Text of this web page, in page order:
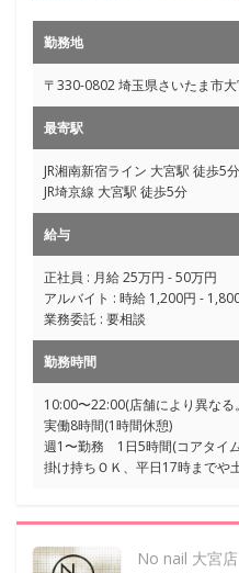
勤務地
〒330-0802 埼玉県さいたま市
最寄駅
JR湘南新宿ライン 大宮駅 徒歩5分
JR埼京線 大宮駅 徒歩5分
給与
正社員 : 月給 25万円 - 50万円
アルバイト : 時給 1,200円 -
業務委託 : 要相談
勤務時間
10:00〜22:00(店舗により異な
実働8時間(1時間休憩)
週1〜勤務 1日5時間(コアタイ
掛け持ちＯＫ、平日17時までや
No nail 大宮店